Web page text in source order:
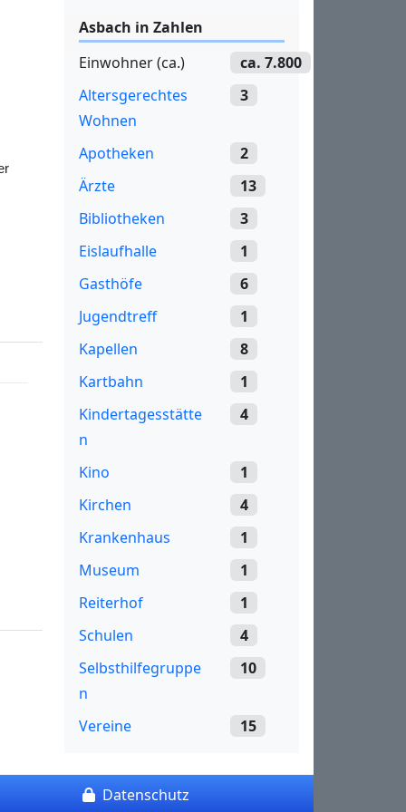
Asbach in Zahlen
Einwohner (ca.)
ca. 7.800
Altersgerechtes
Wohnen
3
Apotheken
2
Ärzte
13
Bibliotheken
3
Eislaufhalle
1
Gasthöfe
6
Jugendtreff
1
Kapellen
8
Kartbahn
1
Kindertagesstätte
n
4
Kino
1
Kirchen
4
Krankenhaus
1
Museum
1
Reiterhof
1
Schulen
4
Selbsthilfegruppe
n
10
Vereine 15
Datenschutz